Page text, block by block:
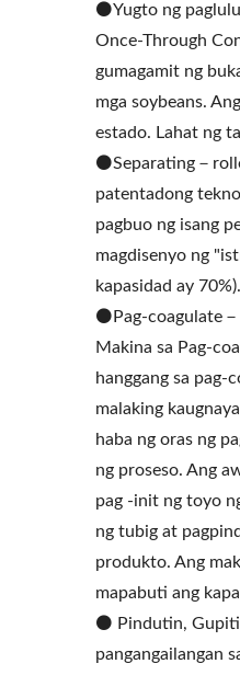
⚫️Yugto ng
Once-Through
gumagamit ng
mga soybeans.
estado. Lahat ng
⚫️Separating－
patentadong
pagbuo ng isang
magdisenyo ng
kapasidad ay
⚫️Pag-coagulate
Makina sa Pag-
hanggang sa pag-
malaking
haba ng oras ng
ng proseso. Ang
pag -init ng toyo
ng tubig at
produkto. Ang
mapabuti ang
⚫️ Pindutin,
pangangailangan
Roller